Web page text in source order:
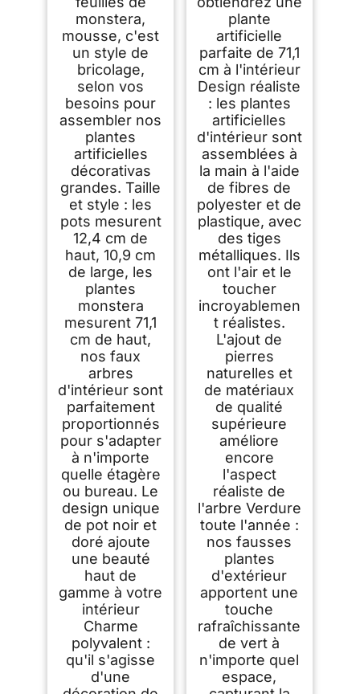
monstera,
mousse, c'est
un style de
bricolage,
selon vos
besoins pour
assembler nos
plantes
artificielles
décorativas
grandes. Taille
et style : les
pots mesurent
12,4 cm de
haut, 10,9 cm
de large, les
plantes
monstera
mesurent 71,1
cm de haut,
nos faux
arbres
d'intérieur sont
parfaitement
proportionnés
pour s'adapter
à n'importe
quelle étagère
ou bureau. Le
design unique
de pot noir et
doré ajoute
une beauté
haut de
gamme à votre
intérieur
Charme
polyvalent :
qu'il s'agisse
d'une
plante
artificielle
parfaite de 71,1
cm à l'intérieur
Design réaliste
: les plantes
artificielles
d'intérieur sont
assemblées à
la main à l'aide
de fibres de
polyester et de
plastique, avec
des tiges
métalliques. Ils
ont l'air et le
toucher
incroyablemen
t réalistes.
L'ajout de
pierres
naturelles et
de matériaux
de qualité
supérieure
améliore
encore
l'aspect
réaliste de
l'arbre Verdure
toute l'année :
nos fausses
plantes
d'extérieur
apportent une
touche
rafraîchissante
de vert à
n'importe quel
espace,